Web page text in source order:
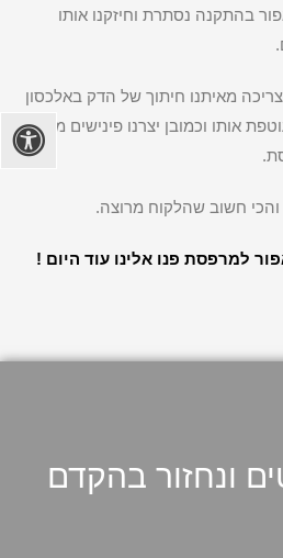
בהתקנה נסתרת וחיזקנו אותו
מאיתנו חיתוך של הדק באלכסון
אותו וכמובן יצרנו פינישים מדרגות
חשוב שהלקוח מרוצה.
למרפסת פנו אלינו עוד היום !
ונחזור בהקדם